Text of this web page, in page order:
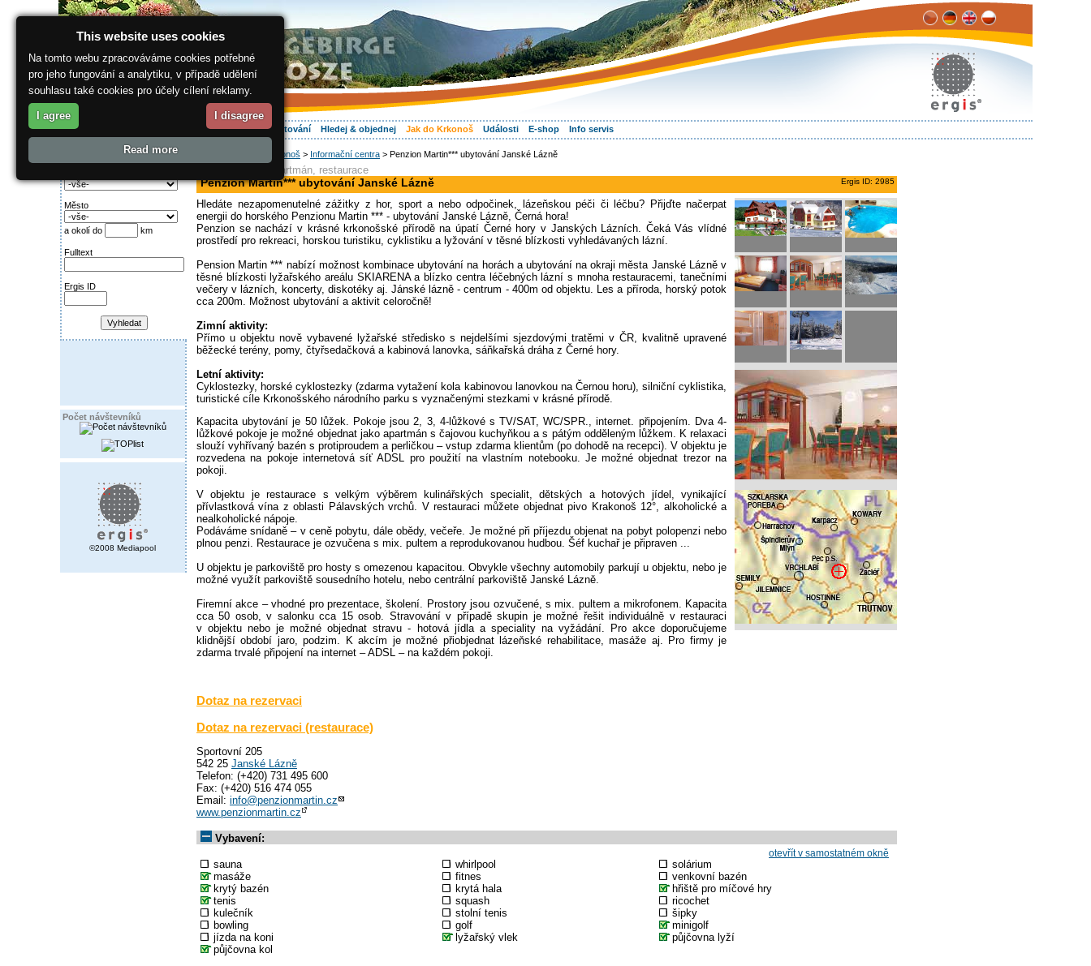
O regionu Vaše dovolená Ubytování Hledej & objednej Jak do Krkonoš Události E-shop Info servis
Najděte si:
Město
a okolí do km
Fulltext
Ergis ID
Počet návštevníků
©2008 Mediapool
Jak do Krkonoš > Informační centra > Penzion Martin*** ubytování Janské Lázně
hotel, pension, apartmán, restaurace
Ergis ID: 2985
Penzion Martin*** ubytování Janské Lázně
Hledáte nezapomenutelné zážitky z hor, sport a nebo odpočinek, lázeňskou péči či léčbu? Přijďte načerpat
energii do horského Penzionu Martin *** - ubytování Janské Lázně, Černá hora!
Penzion se nachází v krásné krkonošské přírodě na úpatí Černé hory v Janských Lázních. Čeká Vás vlídné
prostředí pro rekreaci, horskou turistiku, cyklistiku a lyžování v těsné blízkosti vyhledávaných lázní.
Pension Martin *** nabízí možnost kombinace ubytování na horách a ubytování na okraji města Janské Lázně v
těsné blízkosti lyžařského areálu SKIARENA a blízko centra léčebných lázní s mnoha restauracemi, tanečními
večery v lázních, koncerty, diskotéky aj. Jánské lázně - centrum - 400m od objektu. Les a příroda, horský potok
cca 200m. Možnost ubytování a aktivit celoročně!
Zimní aktivity:
Přímo u objektu nově vybavené lyžařské středisko s nejdelšími sjezdovými tratěmi v ČR, kvalitně upravené
běžecké terény, pomy, čtyřsedačková a kabinová lanovka, sáňkařská dráha z Černé hory.
Letní aktivity:
Cyklostezky, horské cyklostezky (zdarma vytažení kola kabinovou lanovkou na Černou horu), silniční cyklistika,
turistické cíle Krkonošského národního parku s vyznačenými stezkami v krásné přírodě.
Kapacita ubytování je 50 lůžek. Pokoje jsou 2, 3, 4-lůžkové s TV/SAT, WC/SPR., internet. připojením. Dva 4-
lůžkové pokoje je možné objednat jako apartmán s čajovou kuchyňkou a s pátým odděleným lůžkem. K relaxaci
slouží vyhřívaný bazén s protiproudem a perličkou – vstup zdarma klientům (po dohodě na recepci). V objektu je
rozvedena na pokoje internetová síť ADSL pro použití na vlastním notebooku. Je možné objednat trezor na
pokoji.
V objektu je restaurace s velkým výběrem kulinářských specialit, dětských a hotových jídel, vynikající
přívlastková vína z oblasti Pálavských vrchů. V restauraci můžete objednat pivo Krakonoš 12°, alkoholické a
nealkoholické nápoje.
Podáváme snídaně – v ceně pobytu, dále obědy, večeře. Je možné při příjezdu objenat na pobyt polopenzi nebo
plnou penzi. Restaurace je ozvučena s mix. pultem a reprodukovanou hudbou. Šéf kuchař je připraven ...
U objektu je parkoviště pro hosty s omezenou kapacitou. Obvykle všechny automobily parkují u objektu, nebo je
možné využít parkoviště sousedního hotelu, nebo centrální parkoviště Janské Lázně.
Firemní akce – vhodné pro prezentace, školení. Prostory jsou ozvučené, s mix. pultem a mikrofonem. Kapacita
cca 50 osob, v salonku cca 15 osob. Stravování v případě skupin je možné řešit individuálně v restauraci
v objektu nebo je možné objednat stravu - hotová jídla a speciality na vyžádání. Pro akce doporučujeme
klidnější období jaro, podzim. K akcím je možné přiobjednat lázeňské rehabilitace, masáže aj. Pro firmy je
zdarma trvalé připojení na internet – ADSL – na každém pokoji.
Dotaz na rezervaci
Dotaz na rezervaci (restaurace)
Sportovní 205
542 25 Janské Lázně
Telefon: (+420) 731 495 600
Fax: (+420) 516 474 055
Email: info@penzionmartin.cz
www.penzionmartin.cz
Vybavení:
otevřít v samostatném okně
sauna whirlpool
solárium
masáže
fitnes
venkovní bazén
krytý bazén
krytá hala
hřiště pro míčové hry
tenis
squash
ricochet
kulečník
stolní tenis
šipky
bowling
golf
minigolf
jízda na koni
lyžařský vlek
půjčovna lyží
půjčovna kol
This website uses cookies
Na tomto webu zpracováváme cookies potřebné
pro jeho fungování a analytiku, v případě udělení
souhlasu také cookies pro účely cílení reklamy.
I agree I disagree
Read more